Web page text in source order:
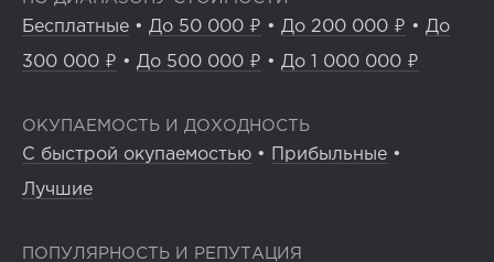
Бесплатные • До 50 000 ₽ • До 200 000 ₽ • До
300 000 ₽ • До 500 000 ₽ • До 1 000 000 ₽
ОКУПАЕМОСТЬ И ДОХОДНОСТЬ
С быстрой окупаемостью • Прибыльные •
Лучшие
ПОПУЛЯРНОСТЬ И РЕПУТАЦИЯ